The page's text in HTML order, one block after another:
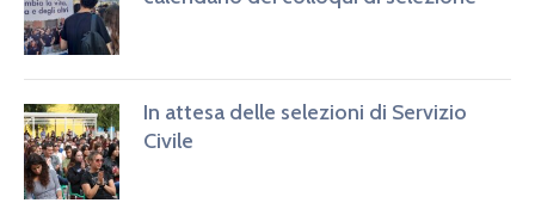
In attesa delle selezioni di Servizio
Civile